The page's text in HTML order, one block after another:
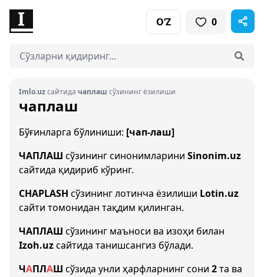
O‘Z 0
Imlo.uzсайтида чаплаш сўзининг ёзилиши
чаплаш
Бўғинларга бўлиниши: [чап-лаш]
ЧАПЛАШ сўзининг синонимларини Sinonim.uz
сайтида қидириб кўринг.
CHAPLASH сўзининг лотинча ёзилиши Lotin.uz
сайти томонидан тақдим қилинган.
ЧАПЛАШ сўзининг маъноси ва изоҳи билан
Izoh.uzсайтида танишсангиз бўлади.
ЧАПЛАШ сўзида унли ҳарфларнинг сони 2та ва